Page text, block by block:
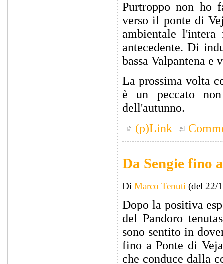
Purtroppo non ho
verso il ponte di
ambientale
antecedente. Di
bassa Valpantena e
La prossima volta
è un peccato
dell'autunno.
(p)Link
Da Sengie fino
Di Marco Tenuti (del 22/
Dopo la positiva
del Pandoro
sono sentito in
fino a Ponte di
che conduce dalla